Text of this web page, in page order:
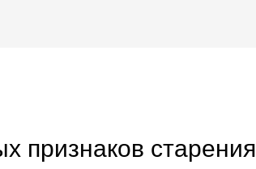
признаков старения